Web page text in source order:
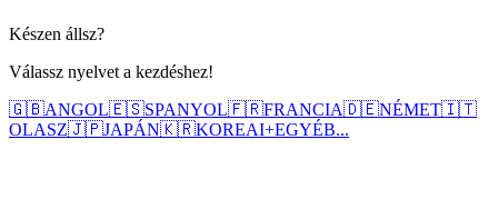
Készen állsz?
Válassz nyelvet a kezdéshez!
🇬🇧ANGOL🇪🇸SPANYOL🇫🇷FRANCIA🇩🇪NÉMET🇮🇹
OLASZ🇯🇵JAPÁN🇰🇷KOREAI+EGYÉB...